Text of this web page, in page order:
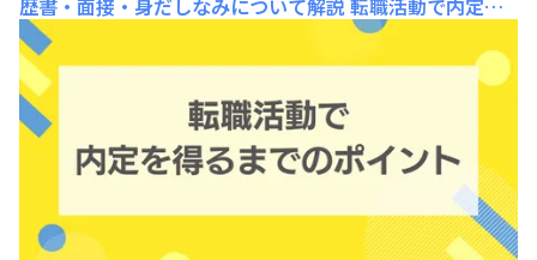
歴書・面接・身だしなみについて解説転職活動で内定を
得るまでには、情報収集・自己分析➡求人情報の収集➡応
募書類の準備➡求人への応募・面接➡内定、といったステ
ップが必要となります。今回はそれぞれのポイントをまと
めましたので、是非参考にしてみてください。 【目次】
1.自己分析 2.職務経歴書 3.面接対策 4.身だしなみ